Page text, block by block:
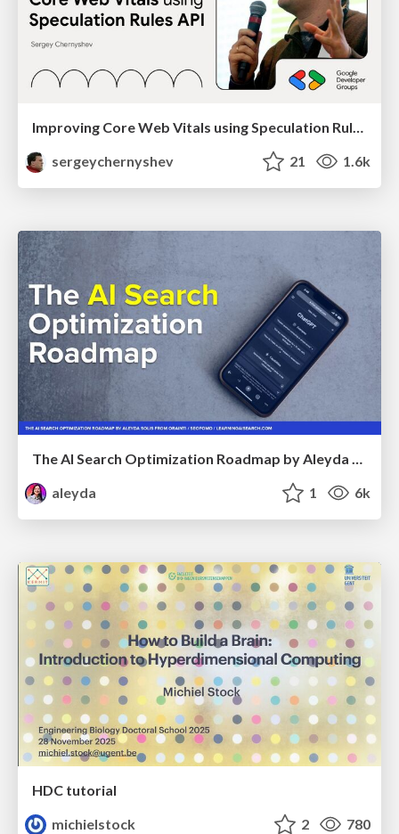
sergeychernyshev
21 1.6k
The AI Search Optimization Roadmap by Aleyda Solis
aleyda
1 6k
HDC tutorial
michielstock
2 780